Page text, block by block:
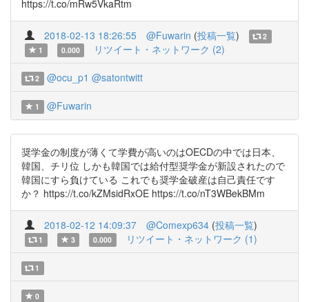
https://t.co/mRw5VkaRtm
2018-02-13 18:26:55 @Fuwarin (投稿一覧)
2
1
0.000 リツイート・ネットワーク (2)
2 @ocu_p1 @satontwitt
1 @Fuwarin
奨学金の制度が薄くて学費が高いのはOECDの中では日本、
韓国、チリ位 しかも韓国では給付型奨学金が新設されたので
韓国にすら負けている これでも奨学金破産は自己責任です
か？ https://t.co/kZMsidRxOE https://t.co/nT3WBekBMm
2018-02-12 14:09:37 @Comexp634 (投稿一覧)
1 3 0.000 リツイート・ネットワーク (1)
1
0